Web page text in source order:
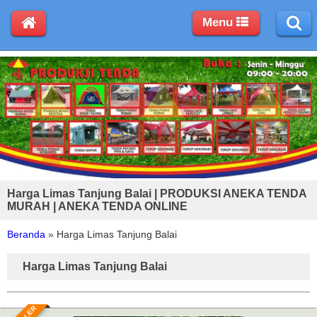
Harga Limas Tanjung Balai | PRODUKSI ANEKA TENDA
MURAH | ANEKA TENDA ONLINE
Beranda » Harga Limas Tanjung Balai
Harga Limas Tanjung Balai
Menu